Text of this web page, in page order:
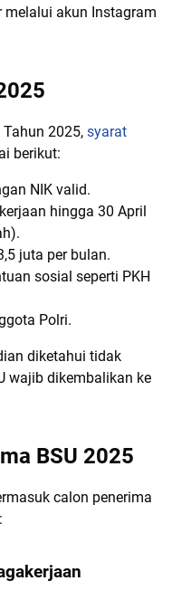
melalui akun Instagram
2025, syarat
berikut:
NIK valid.
hingga 30 April
juta per bulan.
sosial seperti PKH
Polri.
diketahui tidak
wajib dikembalikan ke
BSU 2025
calon penerima